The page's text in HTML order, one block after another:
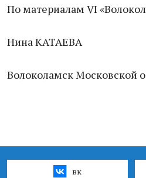
По материалам VI
Нина КАТАЕВА
Волоколамск Московской
вк